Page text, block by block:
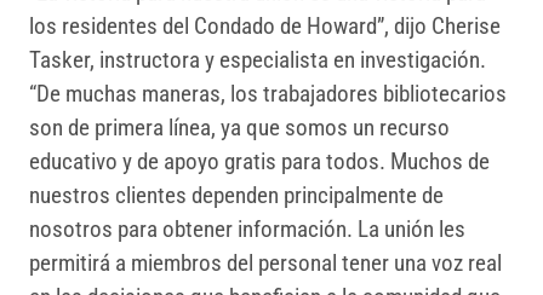
los residentes del Condado de Howard”, dijo Cherise
Tasker, instructora y especialista en investigación.
“De muchas maneras, los trabajadores bibliotecarios
son de primera línea, ya que somos un recurso
educativo y de apoyo gratis para todos. Muchos de
nuestros clientes dependen principalmente de
nosotros para obtener información. La unión les
permitirá a miembros del personal tener una voz real